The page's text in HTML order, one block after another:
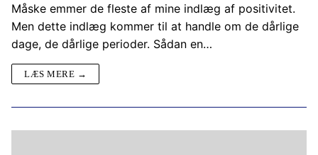
Måske emmer de fleste af mine indlæg af positivitet.
Men dette indlæg kommer til at handle om de dårlige
dage, de dårlige perioder. Sådan en…
LÆS MERE →